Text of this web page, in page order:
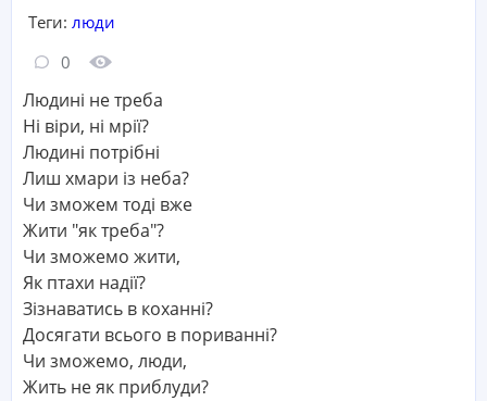
Теги: люди
Кількість коментарів:
0 Кількість переглядів:
Людині не треба
Ні віри, ні мрії?
Людині потрібні
Лиш хмари із неба?
Чи зможем тоді вже
Жити "як треба"?
Чи зможемо жити,
Як птахи надії?
Зізнаватись в коханні?
Досягати всього в пориванні?
Чи зможемо, люди,
Жить не як приблуди?